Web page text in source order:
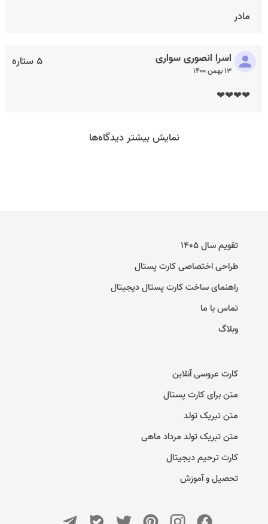
مادر
۵ ستاره اسرا انصوری سواری
۱۳ بهمن ۱۴۰۰
❤❤❤❤
نمایش بیشتر دیدگاه‌ها
تقویم سال ۱۴۰۵
طراحی اختصاصی کارت پستال
راهنمای ساخت کارت پستال دیجیتال
تماس با ما
وبلاگ
کارت عروسی آنلاین
متن برای کارت پستال
متن تبریک تولد
متن تبریک تولد مرداد ماهی
کارت ترحیم دیجیتال
تحصیل و آموزش